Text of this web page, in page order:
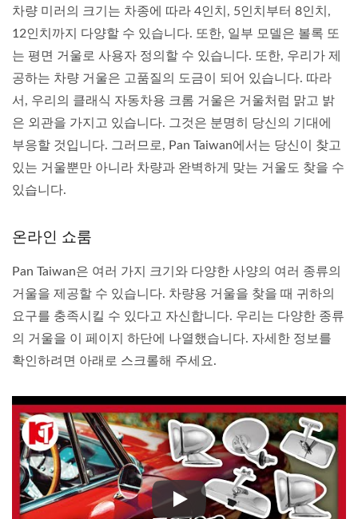
차량 미러의 크기는 차종에 따라 4인치, 5인치부터 8인치,
12인치까지 다양할 수 있습니다. 또한, 일부 모델은 볼록 또
는 평면 거울로 사용자 정의할 수 있습니다. 또한, 우리가 제
공하는 차량 거울은 고품질의 도금이 되어 있습니다. 따라
서, 우리의 클래식 자동차용 크롬 거울은 거울처럼 맑고 밝
은 외관을 가지고 있습니다. 그것은 분명히 당신의 기대에
부응할 것입니다. 그러므로, Pan Taiwan에서는 당신이 찾고
있는 거울뿐만 아니라 차량과 완벽하게 맞는 거울도 찾을 수
있습니다.
온라인 쇼룸
Pan Taiwan은 여러 가지 크기와 다양한 사양의 여러 종류의
거울을 제공할 수 있습니다. 차량용 거울을 찾을 때 귀하의
요구를 충족시킬 수 있다고 자신합니다. 우리는 다양한 종류
의 거울을 이 페이지 하단에 나열했습니다. 자세한 정보를
확인하려면 아래로 스크롤해 주세요.
Pan Taiwan은 여러 가지 크기